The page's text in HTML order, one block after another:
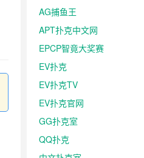
AG捕鱼王
APT扑克中文网
EPCP智竟大奖赛
EV扑克
EV扑克TV
EV扑克官网
GG扑克室
QQ扑克